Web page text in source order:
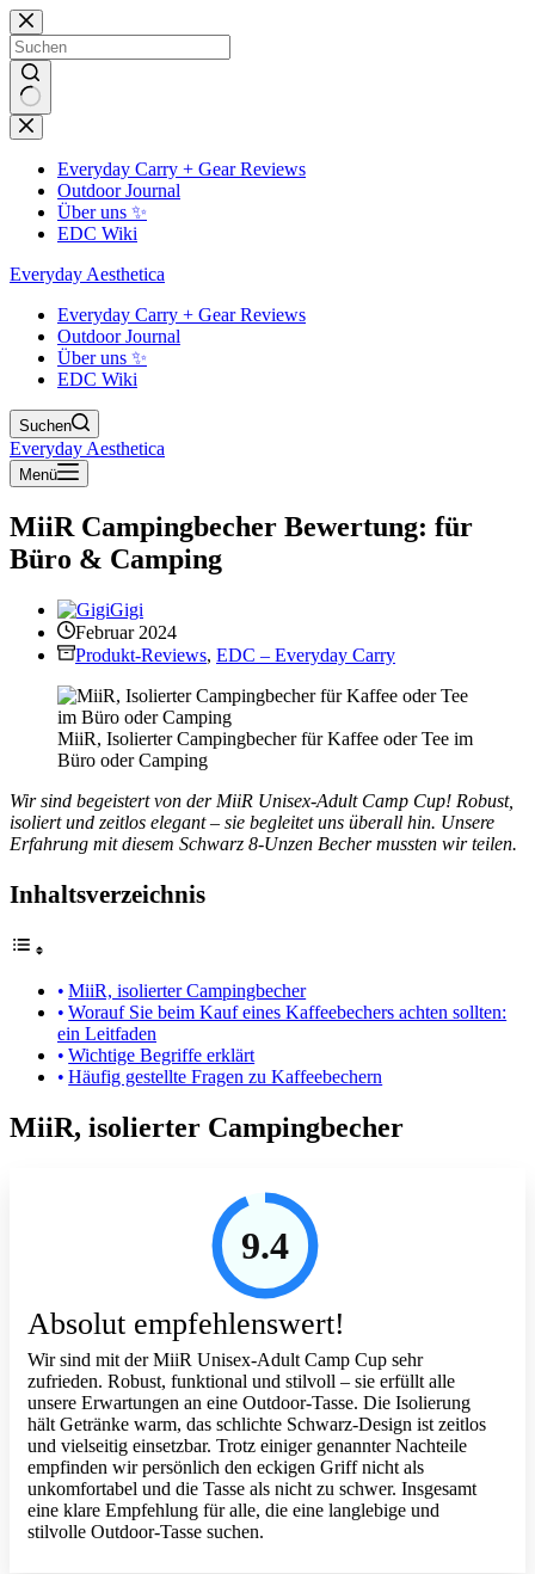
Zum
Inhalt
springen
Keine
Ergebnisse
Everyday Carry + Gear Reviews
Outdoor Journal
Über uns ✨
EDC Wiki
Everyday Aesthetica
Everyday Carry + Gear Reviews
Outdoor Journal
Über uns ✨
EDC Wiki
Suchen
Everyday Aesthetica
Menü
MiiR Campingbecher Bewertung: für
Büro & Camping
Gigi
Februar 2024
Produkt-Reviews, EDC – Everyday Carry
MiiR, Isolierter Campingbecher für Kaffee oder Tee im
Büro oder Camping
Wir sind begeistert von der MiiR Unisex-Adult Camp Cup! Robust,
isoliert und zeitlos elegant – sie begleitet uns überall hin. Unsere
Erfahrung mit diesem Schwarz 8-Unzen Becher mussten wir teilen.
Inhaltsverzeichnis
MiiR, isolierter Campingbecher
Worauf Sie beim Kauf eines Kaffeebechers achten sollten:
ein Leitfaden
Wichtige Begriffe erklärt
Häufig gestellte Fragen zu Kaffeebechern
MiiR, isolierter Campingbecher
9.4
Absolut empfehlenswert!
Wir sind mit der MiiR Unisex-Adult Camp Cup sehr
zufrieden. Robust, funktional und stilvoll – sie erfüllt alle
unsere Erwartungen an eine Outdoor-Tasse. Die Isolierung
hält Getränke warm, das schlichte Schwarz-Design ist zeitlos
und vielseitig einsetzbar. Trotz einiger genannter Nachteile
empfinden wir persönlich den eckigen Griff nicht als
unkomfortabel und die Tasse als nicht zu schwer. Insgesamt
eine klare Empfehlung für alle, die eine langlebige und
stilvolle Outdoor-Tasse suchen.